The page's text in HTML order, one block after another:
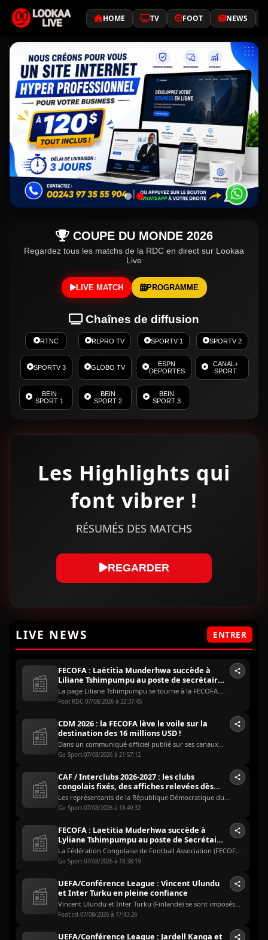
HOME TV FOOT NEWS
COUPE DU MONDE 2026
Regardez tous les matchs de la RDC en direct sur Lookaa
Live
LIVE MATCH PROGRAMME
Chaînes de diffusion
RTNC RLPRO TV SPORTV 1 SPORTV 2
SPORTV 3 GLOBO TV
ESPN
DEPORTES
CANAL+
SPORT
BEIN
SPORT 1
BEIN
SPORT 2
BEIN
SPORT 3
Les Highlights qui
font vibrer !
RÉSUMÉS DES MATCHS
REGARDER